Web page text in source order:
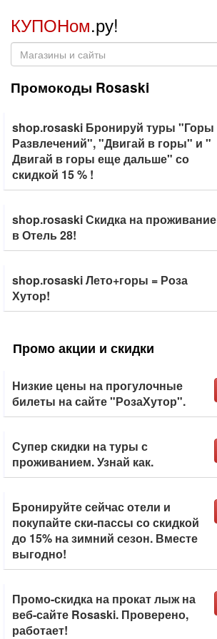
КУПОНом.ру!
Промокоды Rosaski
shop.rosaski Бронируй туры "Горы
Развлечений", "Двигай в горы" и "
Двигай в горы еще дальше" со
скидкой 15 % !
shop.rosaski Скидка на проживание
в Отель 28!
shop.rosaski Лето+горы = Роза
Хутор!
Промо акции и скидки
Низкие цены на прогулочные
билеты на сайте "РозаХутор".
Супер скидки на туры с
проживанием. Узнай как.
Бронируйте сейчас отели и
покупайте ски-пассы со скидкой
до 15% на зимний сезон. Вместе
выгодно!
Промо-скидка на прокат лыж на
веб-сайте Rosaski. Проверено,
работает!